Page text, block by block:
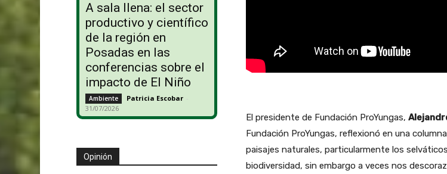
A sala llena: el sector
productivo y científico
de la región en
Posadas en las
conferencias sobre el
impacto de El Niño
Ambiente Patricia Escobar -
31/07/2026
Opinión
El presidente de Fundación ProYungas,
Fundación ProYungas, reflexionó en una
paisajes naturales, particularmente los
biodiversidad, sin embargo a veces nos